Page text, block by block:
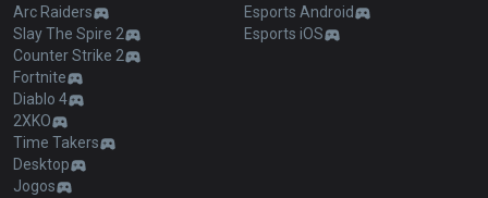
Arc Raiders
Slay The Spire 2
Counter Strike 2
Fortnite
Diablo 4
2XKO
Time Takers
Desktop
Jogos
Esports Android
Esports iOS